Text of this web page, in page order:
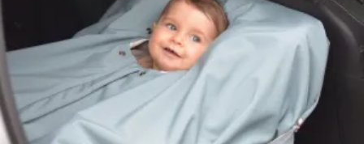
être
choisies
sur
la
page
du
produit